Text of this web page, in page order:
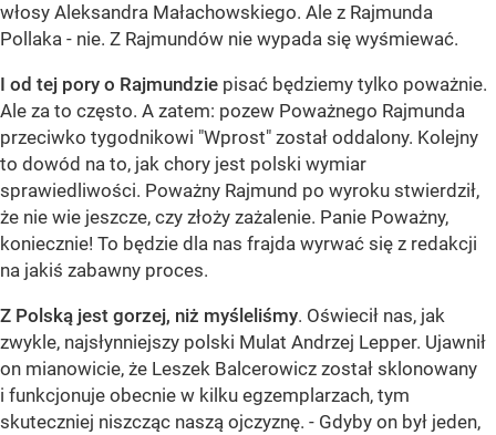
włosy Aleksandra Małachowskiego. Ale z Rajmunda
Pollaka - nie. Z Rajmundów nie wypada się wyśmiewać.
I od tej pory o Rajmundzie pisać będziemy tylko poważnie.
Ale za to często. A zatem: pozew Poważnego Rajmunda
przeciwko tygodnikowi "Wprost" został oddalony. Kolejny
to dowód na to, jak chory jest polski wymiar
sprawiedliwości. Poważny Rajmund po wyroku stwierdził,
że nie wie jeszcze, czy złoży zażalenie. Panie Poważny,
koniecznie! To będzie dla nas frajda wyrwać się z redakcji
na jakiś zabawny proces.
Z Polską jest gorzej, niż myśleliśmy. Oświecił nas, jak
zwykle, najsłynniejszy polski Mulat Andrzej Lepper. Ujawnił
on mianowicie, że Leszek Balcerowicz został sklonowany
i funkcjonuje obecnie w kilku egzemplarzach, tym
skuteczniej niszcząc naszą ojczyznę. - Gdyby on był jeden,